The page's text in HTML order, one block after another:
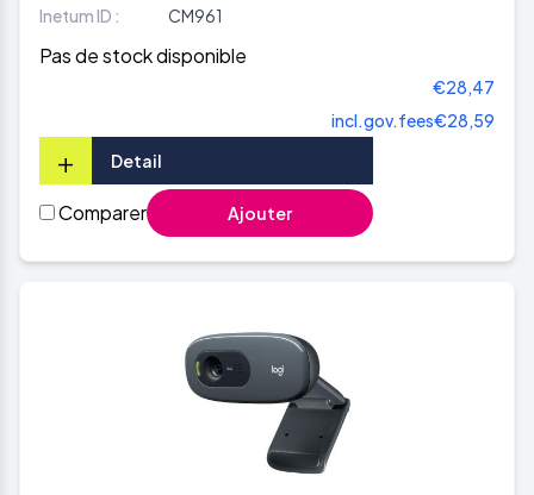
Inetum ID :
CM961
Pas de stock disponible
€28,47
incl.gov.fees€28,59
+ Detail
Comparer Ajouter